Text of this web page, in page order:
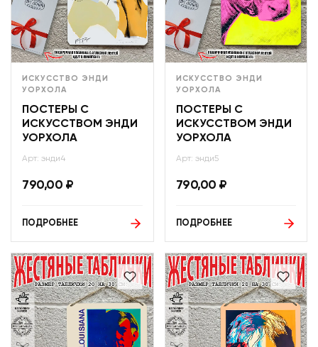
ИСКУССТВО ЭНДИ
УОРХОЛА
ПОСТЕРЫ С
ИСКУССТВОМ ЭНДИ
УОРХОЛА
Арт: энди4
790,00 ₽
ПОДРОБНЕЕ
ИСКУССТВО ЭНДИ
УОРХОЛА
ПОСТЕРЫ С
ИСКУССТВОМ ЭНДИ
УОРХОЛА
Арт: энди5
790,00 ₽
ПОДРОБНЕЕ